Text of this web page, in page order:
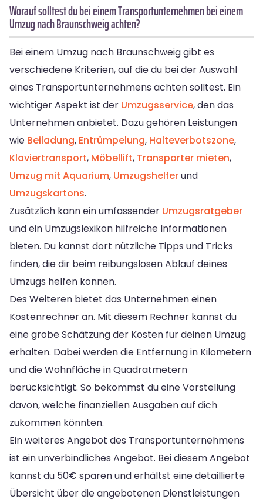
Worauf solltest du bei einem Transportunternehmen bei einem
Umzug nach Braunschweig achten?
Bei einem Umzug nach Braunschweig gibt es
verschiedene Kriterien, auf die du bei der Auswahl
eines Transportunternehmens achten solltest. Ein
wichtiger Aspekt ist der Umzugsservice, den das
Unternehmen anbietet. Dazu gehören Leistungen
wie Beiladung, Entrümpelung, Halteverbotszone,
Klaviertransport, Möbellift, Transporter mieten,
Umzug mit Aquarium, Umzugshelferund
Umzugskartons.
Zusätzlich kann ein umfassender Umzugsratgeber
und ein Umzugslexikon hilfreiche Informationen
bieten. Du kannst dort nützliche Tipps und Tricks
finden, die dir beim reibungslosen Ablauf deines
Umzugs helfen können.
Des Weiteren bietet das Unternehmen einen
Kostenrechner an. Mit diesem Rechner kannst du
eine grobe Schätzung der Kosten für deinen Umzug
erhalten. Dabei werden die Entfernung in Kilometern
und die Wohnfläche in Quadratmetern
berücksichtigt. So bekommst du eine Vorstellung
davon, welche finanziellen Ausgaben auf dich
zukommen könnten.
Ein weiteres Angebot des Transportunternehmens
ist ein unverbindliches Angebot. Bei diesem Angebot
kannst du 50€ sparen und erhältst eine detaillierte
Übersicht über die angebotenen Dienstleistungen